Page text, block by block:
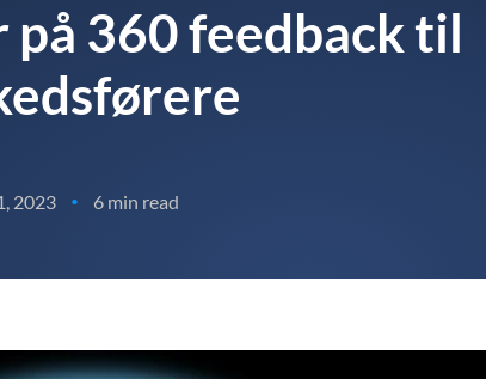
på 360 feedback til
2023 • 6 min read